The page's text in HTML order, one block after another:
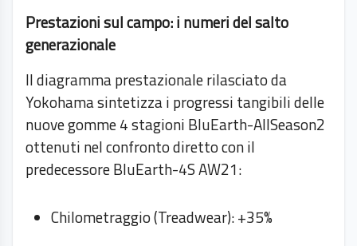
Prestazioni sul campo: i numeri del salto
generazionale
Il diagramma prestazionale rilasciato da
Yokohama sintetizza i progressi tangibili delle
nuove gomme 4 stagioni BluEarth-AllSeason2
ottenuti nel confronto diretto con il
predecessore BluEarth-4S AW21:
Chilometraggio (Treadwear): +35%